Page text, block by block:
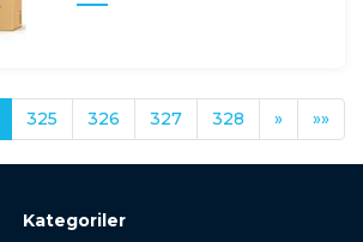
325 326 327 328 » »»
Kategoriler